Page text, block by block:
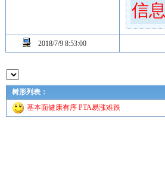
信息
2018/7/9 8:53:00
树形列表：
基本面健康有序 PTA易涨难跌